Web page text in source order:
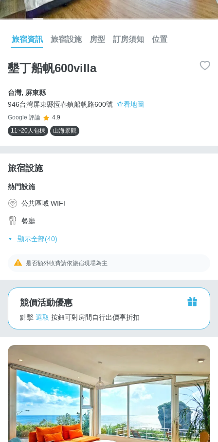
旅宿資訊 旅宿設施 房型 訂房須知 位置
墾丁船帆600villa
台灣, 屏東縣
946台灣屏東縣恆春鎮船帆路600號 查看地圖
Google 評論
4.9
11~20人包棟
山海景觀
旅宿設施
熱門設施
公共區域 WIFI
餐廳
顯示全部(40)
是否額外收費請依旅宿現場為主
競價活動優惠
點擊 選取 按鈕可對房間自行出價享折扣